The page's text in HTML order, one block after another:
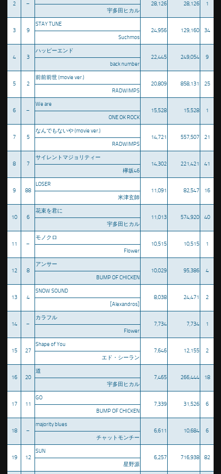
2 –
28,126
28,126
1
宇多田ヒカル
3 9
STAY TUNE
24,956
129,160
34
Suchmos
4 3
ハッピーエンド
22,445
249,054
9
back number
5 2
前前前世 (movie ver.)
20,809
858,131
25
RADWIMPS
6 –
We are
15,528
15,528
1
ONE OK ROCK
7 5
なんでもないや (movie ver.)
14,721
557,507
21
RADWIMPS
8 7
サイレントマジョリティー
14,302
221,421
41
欅坂46
9 88
LOSER
11,091
82,547
16
米津玄師
10 6
花束を君に
11,013
574,920
40
宇多田ヒカル
11 –
モノクロ
10,515
10,515
1
Flower
12 8
アンサー
10,029
95,386
4
BUMP OF CHICKEN
13 4
SNOW SOUND
8,038
24,471
2
[Alexandros]
14 –
カラフル
7,734
7,734
1
Flower
15 27
Shape of You
7,646
12,155
2
エド・シーラン
16 20
道
7,465
266,444
18
宇多田ヒカル
17 11
GO
7,339
31,526
6
BUMP OF CHICKEN
18 –
majority blues
6,611
10,684
6
チャットモンチー
19 12
SUN
6,257
716,938
82
星野源